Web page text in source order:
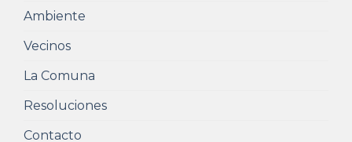
Ambiente
Vecinos
La Comuna
Resoluciones
Contacto